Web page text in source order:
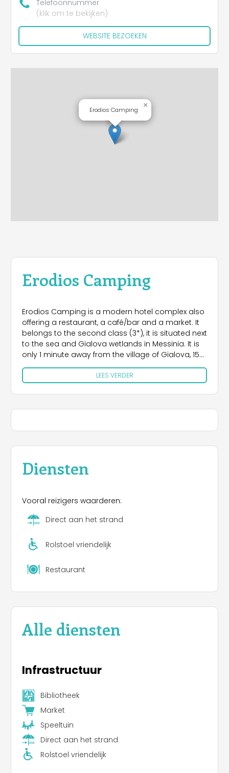
Erodios Camping
Erodios Camping is a modern hotel complex also
offering a restaurant, a café/bar and a market. It
belongs to the second class (3*), it is situated next
to the sea and Gialova wetlands in Messinia. It is
only 1 minute away from the village of Gialova, 15
minutes from Pylos and 10 minutes from Voidokilia
LEES VERDER
Diensten
Vooral reizigers waarderen:
Direct aan het strand
Rolstoel vriendelijk
Restaurant
Alle diensten
Infrastructuur
Bibliotheek
Market
Speeltuin
Direct aan het strand
Rolstoel vriendelijk
Telefoonnummer
(klik om te bekijken)
WEBSITE BEZOEKEN
Erodios Camping
×